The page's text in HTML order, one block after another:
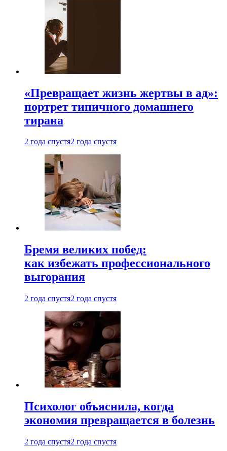
«Превращает жизнь жертвы в ад»:
портрет типичного домашнего
тирана
2 года спустя2 года спустя
Бремя великих побед:
как избежать профессионального
выгорания
2 года спустя2 года спустя
Психолог объяснила, когда
экономия превращается в болезнь
2 года спустя2 года спустя